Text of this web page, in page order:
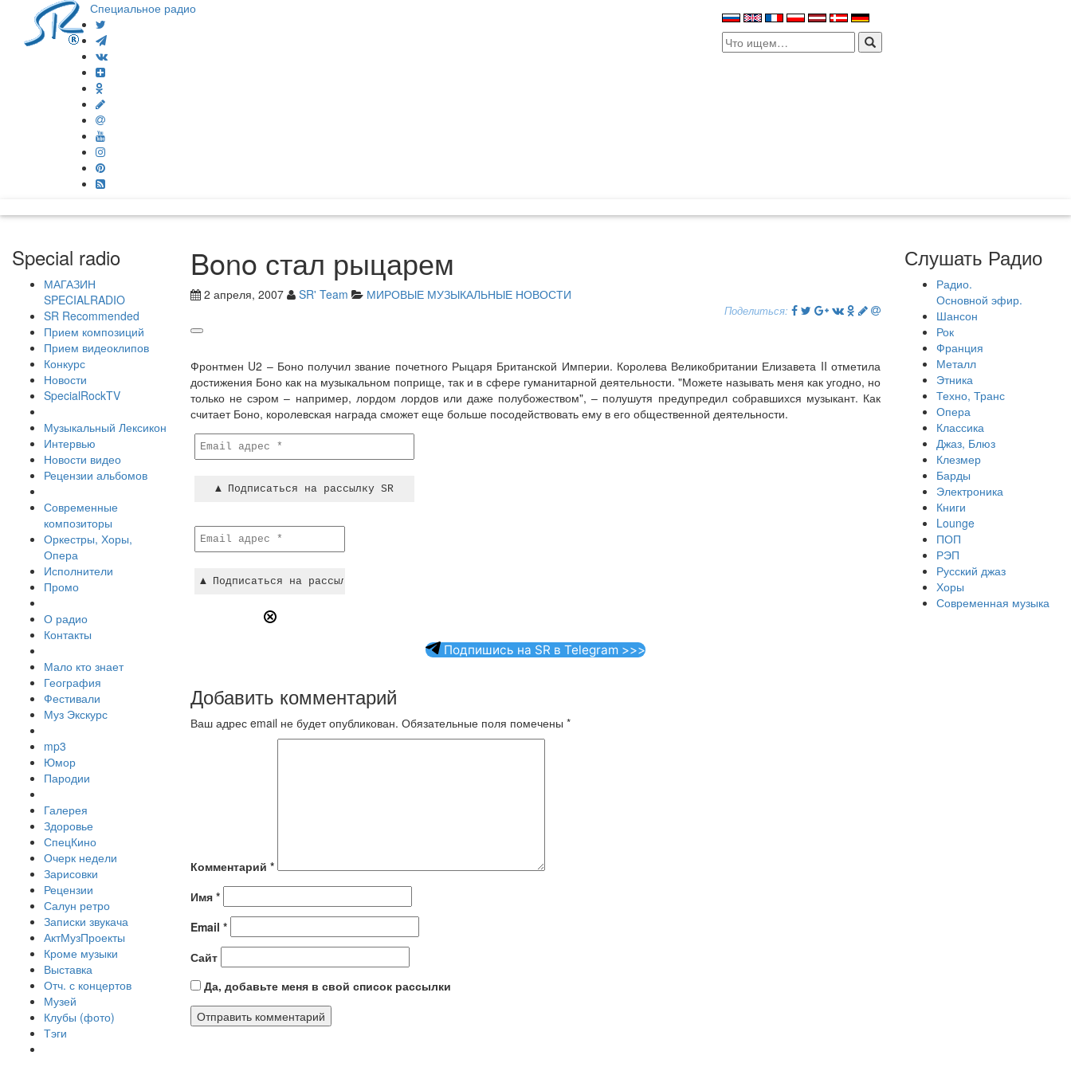
Специальное радио
Search
for:
Special radio
МАГАЗИН
SPECIALRADIO
SR Recommended
Прием композиций
Прием видеоклипов
Конкурс
Новости
SpecialRockTV
Музыкальный Лексикон
Интервью
Новости видео
Рецензии альбомов
Современные
композиторы
Оркестры, Хоры,
Опера
Исполнители
Промо
О радио
Контакты
Мало кто знает
География
Фестивали
Муз Экскурс
mp3
Юмор
Пародии
Галерея
Здоровье
СпецКино
Очерк недели
Зарисовки
Рецензии
Салун ретро
Записки звукача
АктМузПроекты
Кроме музыки
Выставка
Отч. с концертов
Музей
Клубы (фото)
Тэги
Bono стал рыцарем
2 апреля, 2007 SR' Team МИРОВЫЕ МУЗЫКАЛЬНЫЕ НОВОСТИ
Поделиться:
Фронтмен U2 – Боно получил звание почетного Рыцаря Британской Империи. Королева Великобритании Елизавета II отметила
достижения Боно как на музыкальном поприще, так и в сфере гуманитарной деятельности. "Можете называть меня как угодно, но
только не сэром – например, лордом лордов или даже полубожеством", – полушутя предупредил собравшихся музыкант. Как
считает Боно, королевская награда сможет еще больше посодействовать ему в его общественной деятельности.
Подпишись на SR в Telegram >>>
Добавить комментарий
Ваш адрес email не будет опубликован. Обязательные поля помечены *
Комментарий *
Имя *
Email *
Сайт
Да, добавьте меня в свой список рассылки
Слушать Радио
Радио.
Основной эфир.
Шансон
Рок
Франция
Металл
Этника
Техно, Транс
Опера
Классика
Джаз, Блюз
Клезмер
Барды
Электроника
Книги
Lounge
ПОП
РЭП
Русский джаз
Хоры
Современная музыка